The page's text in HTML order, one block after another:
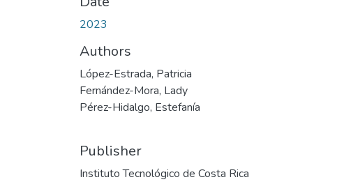
2023
Authors
López-Estrada, Patricia
Fernández-Mora, Lady
Pérez-Hidalgo, Estefanía
Publisher
Instituto Tecnológico de Costa Rica